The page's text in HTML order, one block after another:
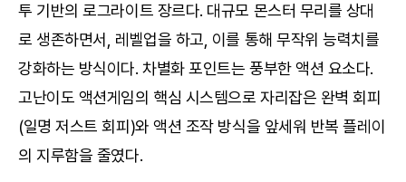
투 기반의 로그라이트 장르다. 대규모 몬스터 무리를 상대
로 생존하면서, 레벨업을 하고, 이를 통해 무작위 능력치를
강화하는 방식이다. 차별화 포인트는 풍부한 액션 요소다.
고난이도 액션게임의 핵심 시스템으로 자리잡은 완벽 회피
(일명 저스트 회피)와 액션 조작 방식을 앞세워 반복 플레이
의 지루함을 줄였다.